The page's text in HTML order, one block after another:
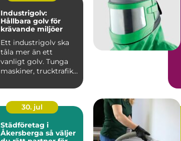
Industrigolv:
Hållbara golv för
krävande miljöer
Ett industrigolv ska
tåla mer än ett
vanligt golv. Tunga
maskiner, trucktrafik,
30. jul
Städföretag i
Åkersberga så väljer